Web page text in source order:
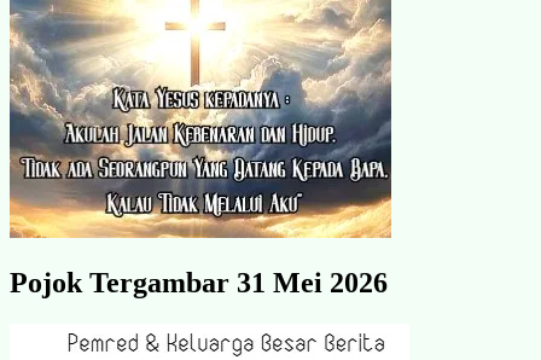
Pojok Tergambar 31 Mei 2026